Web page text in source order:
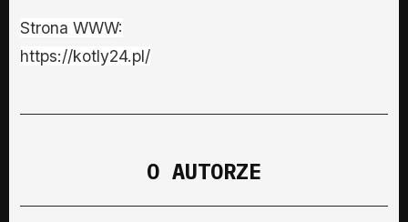
Strona WWW:
https://kotly24.pl/
O AUTORZE